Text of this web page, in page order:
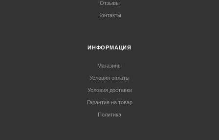
Отзывы
Контакты
ИНФОРМАЦИЯ
Магазины
Условия оплаты
Условия доставки
Гарантия на товар
Политика